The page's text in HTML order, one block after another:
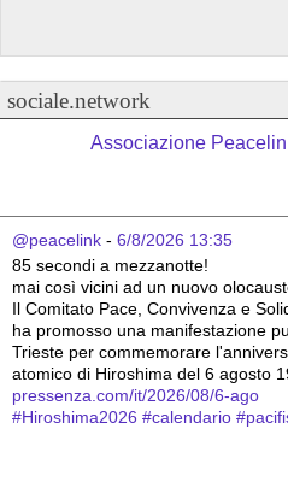
sociale.network
Associazione
@peacelink - 6/8/2026 13:35
85 secondi a mezzanotte!
mai così vicini ad un nuovo
Il Comitato Pace, Convivenza e
ha promosso una manifestazione
Trieste per commemorare
atomico di Hiroshima del 6 agosto
pressenza.com/it/2026/08/6-ago
#Hiroshima2026 #calendario #